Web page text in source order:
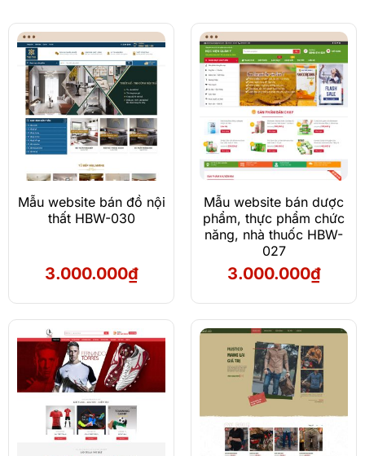
Mẫu website bán đồ nội
thất HBW-030
3.000.000₫
Mẫu website bán dược
phẩm, thực phẩm chức
năng, nhà thuốc HBW-
027
3.000.000₫